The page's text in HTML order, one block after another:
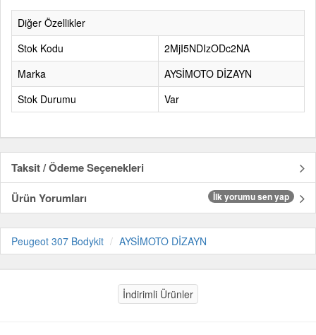
Diğer Özellikler
Stok Kodu
2MjI5NDIzODc2NA
Marka
AYSİMOTO DİZAYN
Stok Durumu
Var
Taksit / Ödeme Seçenekleri
Ürün Yorumları
İlk yorumu sen yap
Peugeot 307 Bodykit AYSİMOTO DİZAYN
İndirimli Ürünler